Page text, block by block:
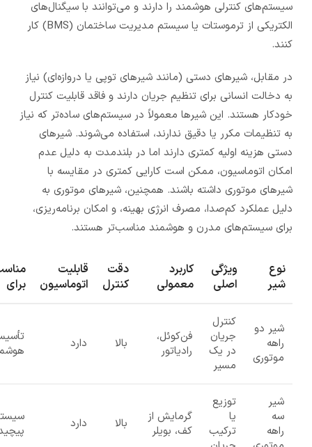
سیستم‌های کنترلی هوشمند را دارند و می‌توانند با سیگنال‌های
الکتریکی از ترموستات یا سیستم مدیریت ساختمان (BMS) کار
کنند.
در مقابل، شیرهای دستی (مانند شیرهای توپی یا دروازه‌ای) نیاز
به دخالت انسانی برای تنظیم جریان دارند و فاقد قابلیت کنترل
خودکار هستند. این شیرها معمولاً در سیستم‌های ساده‌تر که نیاز
به تنظیمات مکرر یا دقیق ندارند، استفاده می‌شوند. شیرهای
دستی هزینه اولیه کمتری دارند اما در بلندمدت به دلیل عدم
امکان اتوماسیون، ممکن است کارایی کمتری در مقایسه با
شیرهای موتوری داشته باشند. همچنین، شیرهای موتوری به
دلیل عملکرد کم‌صدا، مصرف انرژی بهینه، و امکان برنامه‌ریزی،
برای سیستم‌های مدرن و هوشمند مناسب‌تر هستند.
نوع
شیر
ویژگی
اصلی
کاربرد
معمولی
دقت
کنترل
قابلیت
اتوماسیون
برای
شیر دو
راهه
موتوری
کنترل
جریان
در یک
مسیر
فن‌کوئل،
رادیاتور
بالا دارد
شیر
سه
راهه
توزیع
یا
ترکیب
گرمایش از
کف، بویلر
بالا دارد